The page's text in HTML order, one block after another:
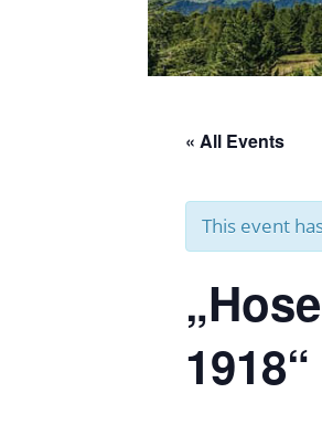
« All Events
This event
1918“